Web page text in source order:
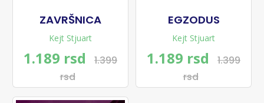
ZAVRŠNICA
Kejt Stjuart
1.189 rsd
1.399
rsd
EGZODUS
Kejt Stjuart
1.189 rsd
1.399
rsd